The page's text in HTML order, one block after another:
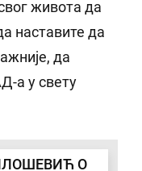
живота да
наставите да
да
а у свету
О